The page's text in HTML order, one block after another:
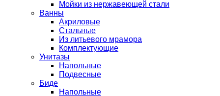
Мойки из нержавеющей стали
Ванны
Акриловые
Стальные
Из литьевого мрамора
Комплектующие
Унитазы
Напольные
Подвесные
Биде
Напольные